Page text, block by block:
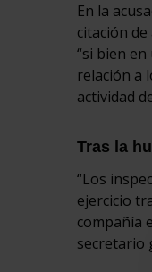
En la
citación
“si bien
relación a
actividad
Tras la
“Los
ejercicio
compañía
secretario